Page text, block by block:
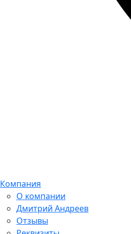
Компания
О компании
Дмитрий Андреев
Отзывы